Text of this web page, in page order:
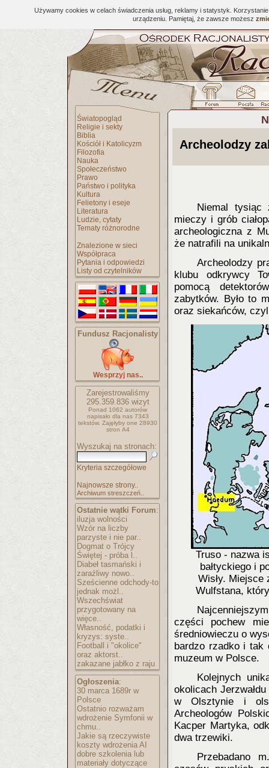
Używamy cookies w celach świadczenia usług, reklamy i statystyk.
urządzeniu. Pamiętaj, że zawsze możesz
Światopogląd
Religie i sekty
Biblia
Kościół i Katolicyzm
Filozofia
Nauka
Społeczeństwo
Prawo
Państwo i polityka
Kultura
Felietony i eseje
Literatura
Ludzie, cytaty
Tematy różnorodne
Znalezione w sieci
Współpraca
Pytania i odpowiedzi
Listy od czytelników
Fundusz Racjonalisty
Wesprzyj nas..
Zarejestrowaliśmy
295.359.836wizyt
Ponad 1062 autorów
napisało dla nas 7343
tekstów. Zajęłyby one 28930
stron A4
Wyszukaj na stronach:
Kryteria szczegółowe
Najnowsze strony..
Archiwum streszczeń..
Ostatnie wątki Forum:
iluzja wolności
Wzór na liczby
parzyste i nie par..
Dogmat o Trójcy
Świętej - próba l..
Diabeł tasmański i
zaraźliwy nowo..
Sześcienne odchody-to
jednak możl..
Wszechświat
przygotowany na
więce..
Własność, podatki i
kryzys: syste..
Football i "okolice"
oraz aktorst..
zakazane jabłko z raju
Ogłoszenia:
30 marca 1689r w
Polsce
Ostatnio rozważam
wdrożenie Symfonii w
chmu..
Jakie są rzeczywiste
koszty wdrożenia AI
dobre szkolenia lub
materiały dotyczące
Archeolodzy
Niemal tysiąc
mieczy i grób
archeologiczna z
że natrafili na
Archeolodzy
klubu odkrywcy
pomocą
zabytków. Było to
oraz siekańców,
Truso - nazwa
bałtyckiego i
Wisły. Miejsce
Wulfstana,
części pochew
średniowieczu o
bardzo rzadko i tak
muzeum w Polsce.
Kolejnych
okolicach
w Olsztynie i
Archeologów
Kacper Martyka,
dwa trzewiki.
Przebadano